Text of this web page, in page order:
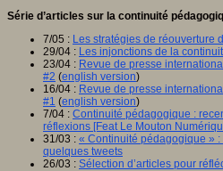
Série d’articles sur la continuité
7/05 : Les stratégies de réouverture
29/04 : Les injonctions de la
23/04 : Revue de presse
#2 (english version)
16/04 : Revue de presse
#1 (english version)
7/04 : Continuité pédagogique :
réflexions [Feat Le Mouton
31/03 : « Continuité pédagogique »
quelques tweets
26/03 : Sélection d’articles pour